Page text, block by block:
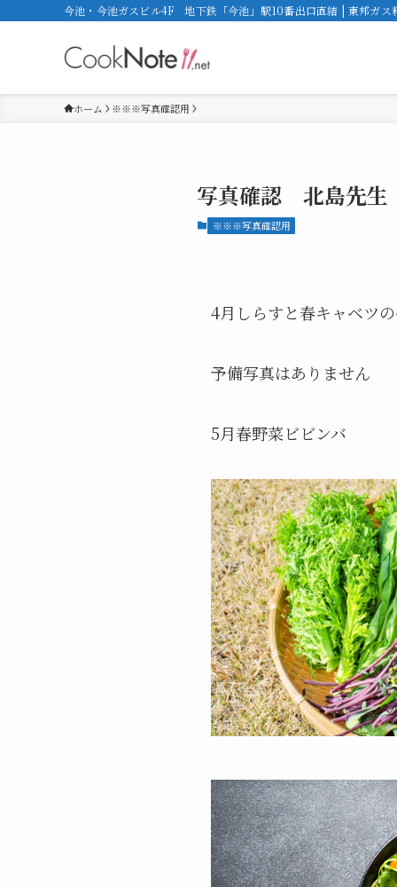
今池・今池ガスビル4F 地下鉄「今池」駅10番出口直結 | 東邦ガス
ホーム ※※※写真確認用
写真確認 北島先生
※※※写真確認用
4月しらすと春キャベツ
予備写真はありません
5月春野菜ビビンバ